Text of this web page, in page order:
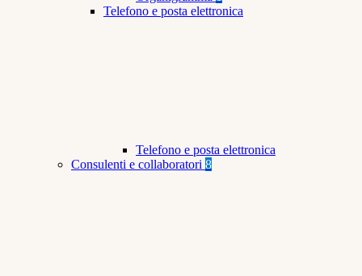
Telefono e posta elettronica
Telefono e posta elettronica
Consulenti e collaboratori 8